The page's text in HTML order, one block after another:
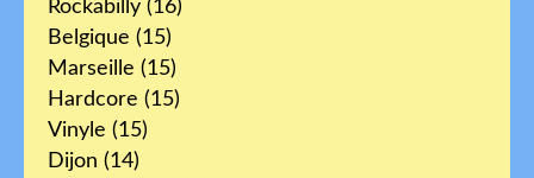
Rockabilly (16)
Belgique (15)
Marseille (15)
Hardcore (15)
Vinyle (15)
Dijon (14)